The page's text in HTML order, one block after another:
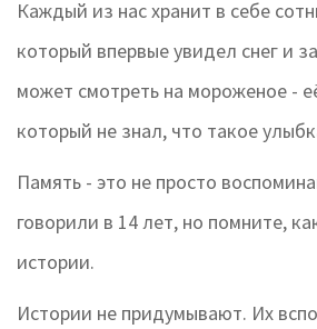
Каждый из нас хранит в себе
который впервые увидел снег и
может смотреть на мороженое -
который не знал, что такое
Память - это не просто
говорили в 14 лет, но помните,
истории.
Истории не придумывают. Их